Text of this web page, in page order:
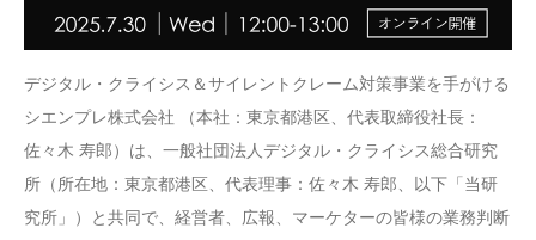
デジタル・クライシス＆サイレントクレーム対策事業を手がける
シエンプレ株式会社 （本社：東京都港区、代表取締役社長：
佐々木 寿郎）は、一般社団法人デジタル・クライシス総合研究
所（所在地：東京都港区、代表理事：佐々木 寿郎、以下「当研
究所」）と共同で、経営者、広報、マーケターの皆様の業務判断